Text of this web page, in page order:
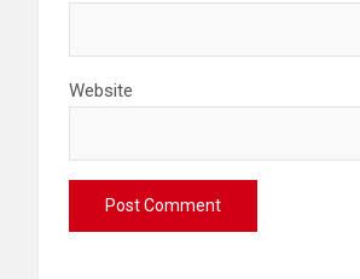
Website